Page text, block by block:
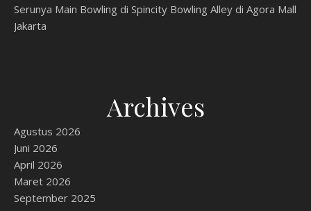
Serunya Main Bowling di Spincity Bowling Alley di Agora Mall
Jakarta
Archives
Agustus 2026
Juni 2026
April 2026
Maret 2026
September 2025